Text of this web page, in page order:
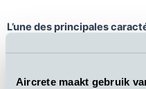
Aircrete maakt gebruik
L’une des principales
produireune gamme